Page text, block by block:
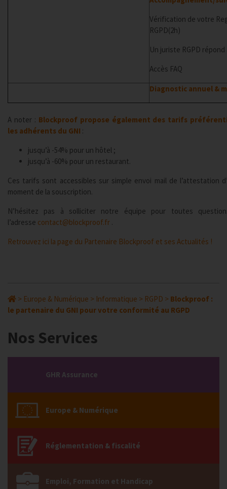
Vérification de votre
RGPD(2h)
Un juriste RGPD
Accès FAQ
Diagnostic annuel &
A noter : Blockproof propose également des tarifs
les adhérents du GNI :
jusqu’à -54% pour un hôtel ;
jusqu’à -60% pour un restaurant.
Ces tarifs sont accessibles sur simple envoi mail de l’attestation
moment de la souscription.
N’hésitez pas à solliciter notre équipe pour toutes
l’adresse contact@blockproof.fr .
Retrouvez ici la page du Partenaire Blockproof et ses Actualités !
> Europe & Numérique > Informatique > RGPD > Blockproof :
le partenaire du GNI pour votre conformité au RGPD
Nos Services
GHR Assurance
Europe & Numérique
Réglementation & fiscalité
Emploi, Formation et Handicap